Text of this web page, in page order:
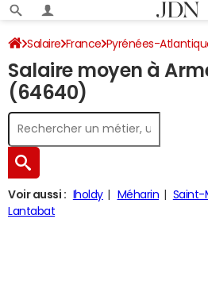
Salaire France Pyrénées-
Salaire moyen à
(64640)
Voir aussi : Iholdy Méharin
Saint-
Lantabat